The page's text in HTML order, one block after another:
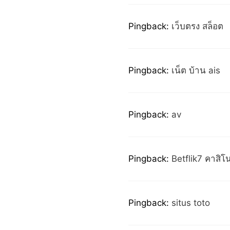
Pingback: เว็บตรง สล็อต
Pingback: เน็ต บ้าน ais
Pingback: av
Pingback: Betflik7 คาสิโ
Pingback: situs toto